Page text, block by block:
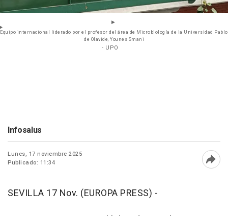
Equipo internacional liderado por el profesor del área de Microbiología de la Universidad Pablo
de Olavide, Younes Smani
- UPO
Infosalus
Lunes, 17 noviembre 2025
Publicado: 11:34
SEVILLA 17 Nov. (EUROPA PRESS) -